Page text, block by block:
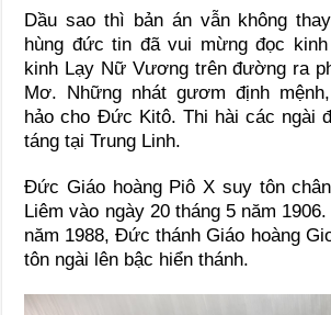
Dầu sao thì bản án vẫn không
hùng đức tin đã vui mừng đọc
kinh Lạy Nữ Vương trên đường ra
Mơ. Những nhát gươm định
hảo cho Đức Kitô. Thi hài các ngài
táng tại Trung Linh.
Đức Giáo hoàng Piô X suy tôn
Liêm vào ngày 20 tháng 5 năm
năm 1988, Đức thánh Giáo hoàng
tôn ngài lên bậc hiển thánh.